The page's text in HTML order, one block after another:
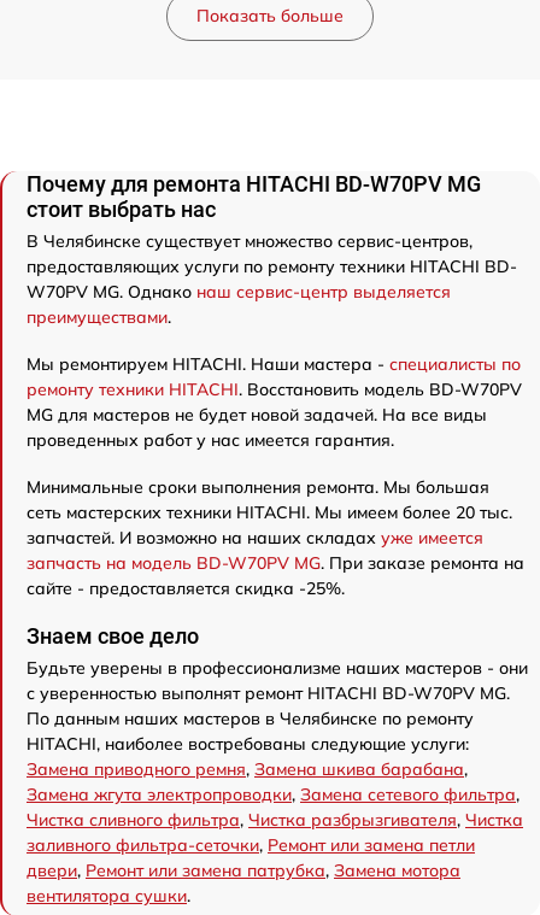
Показать больше
Почему для ремонта HITACHI BD-W70PV MG
стоит выбрать нас
В Челябинске существует множество сервис-центров,
предоставляющих услуги по ремонту техники HITACHI BD-
W70PV MG. Однако наш сервис-центр выделяется
преимуществами.
Мы ремонтируем HITACHI. Наши мастера - специалисты по
ремонту техники HITACHI. Восстановить модель BD-W70PV
MG для мастеров не будет новой задачей. На все виды
проведенных работ у нас имеется гарантия.
Минимальные сроки выполнения ремонта. Мы большая
сеть мастерских техники HITACHI. Мы имеем более 20 тыс.
запчастей. И возможно на наших складах уже имеется
запчасть на модель BD-W70PV MG. При заказе ремонта на
сайте - предоставляется скидка -25%.
Знаем свое дело
Будьте уверены в профессионализме наших мастеров - они
с уверенностью выполнят ремонт HITACHI BD-W70PV MG.
По данным наших мастеров в Челябинске по ремонту
HITACHI, наиболее востребованы следующие услуги:
Замена приводного ремня, Замена шкива барабана,
Замена жгута электропроводки, Замена сетевого фильтра,
Чистка сливного фильтра, Чистка разбрызгивателя, Чистка
заливного фильтра-сеточки, Ремонт или замена петли
двери, Ремонт или замена патрубка, Замена мотора
вентилятора сушки.